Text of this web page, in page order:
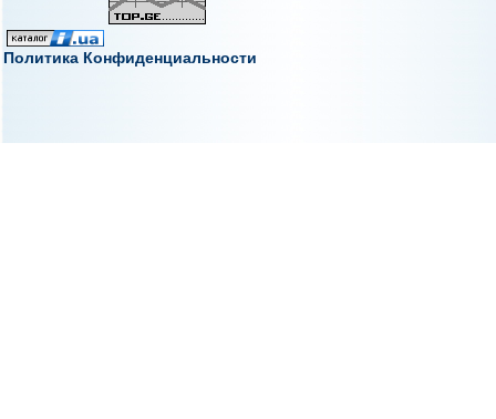
Политика Конфиденциальности